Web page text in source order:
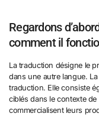
Regardons
comment il
La traduction désigne le
dans une autre langue.
traduction. Elle consiste
ciblés dans le contexte
commercialisent leurs